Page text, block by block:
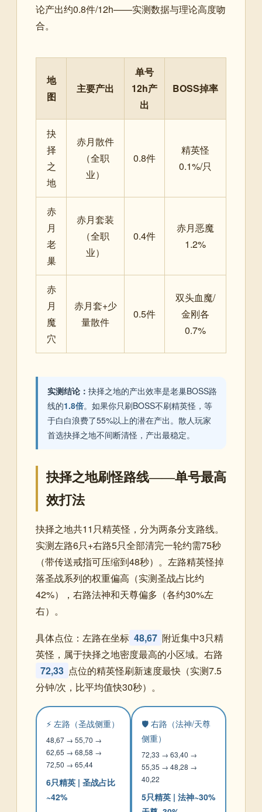
论产出约0.8件/12h——实测数据与理论高度吻
合。
地
图
主要产出
单号
12h产
出
BOSS掉率
抉
择
之
地
赤月散件
（全职
业）
0.8件
精英怪
0.1%/只
赤
月
老
巢
赤月套装
（全职
业）
0.4件
赤月恶魔
1.2%
赤
月
魔
穴
赤月套+少
量散件
0.5件
双头血魔/
金刚各
0.7%
实测结论： 抉择之地的产出效率是老巢BOSS路
线的1.8倍。如果你只刷BOSS不刷精英怪，等
于白白浪费了55%以上的潜在产出。散人玩家
首选抉择之地不间断清怪，产出最稳定。
抉择之地刷怪路线——单号最高
效打法
抉择之地共11只精英怪，分为两条分支路线。
实测左路6只+右路5只全部清完一轮约需75秒
（带传送戒指可压缩到48秒）。左路精英怪掉
落圣战系列的权重偏高（实测圣战占比约
42%），右路法神和天尊偏多（各约30%左
右）。
具体点位：左路在坐标 48,67 附近集中3只精
英怪，属于抉择之地密度最高的小区域。右路
72,33 点位的精英怪刷新速度最快（实测7.5
分钟/次，比平均值快30秒）。
⚡ 左路（圣战侧重）
48,67 → 55,70 →
62,65 → 68,58 →
72,50 → 65,44
6只精英 | 圣战占比
~42%
🛡️ 右路（法神/天尊
侧重）
72,33 → 63,40 →
55,35 → 48,28 →
40,22
5只精英 | 法神~30%